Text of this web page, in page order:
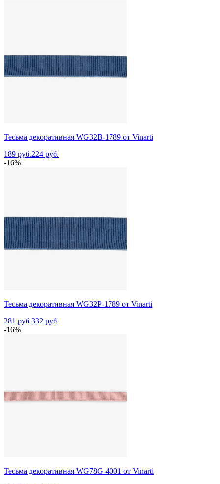
Тесьма декоративная WG32B-1789 от Vinarti
189 руб.224 руб.
-16%
Тесьма декоративная WG32P-1789 от Vinarti
281 руб.332 руб.
-16%
Тесьма декоративная WG78G-4001 от Vinarti